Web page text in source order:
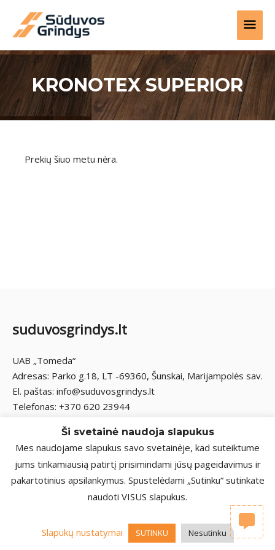
turinio
KRONOTEX SUPERIOR
Prekių šiuo metu nėra.
suduvosgrindys.lt
UAB „Tomeda“
Adresas: Parko g.18, LT -69360, Šunskai, Marijampolės sav.
El. paštas: info@suduvosgrindys.lt
Telefonas: +370 620 23944
2026 © Visos teisės saugomos | UAB „Tomeda“
Ši svetainė naudoja slapukus
Mes naudojame slapukus savo svetainėje, kad suteiktume
jums tinkamiausią patirtį prisimindami jūsų pageidavimus ir
pakartotinius apsilankymus. Spustelėdami „Sutinku“ sutinkate
naudoti VISUS slapukus.
Slapukų nustatymai SUTINKU Nesutinku